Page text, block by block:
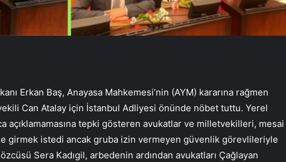
Erkan Baş, Anayasa Mahkemesi’nin (AYM) kararına rağmen
Can Atalay için İstanbul Adliyesi önünde nöbet tuttu. Yerel
açıklamamasına tepki gösteren avukatlar ve milletvekilleri, mesai
girmek istedi ancak gruba izin vermeyen güvenlik görevlileriyle
Sera Kadıgil, arbedenin ardından avukatları Çağlayan